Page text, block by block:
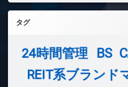
タグ
24時間管理 BS
REIT系ブランド